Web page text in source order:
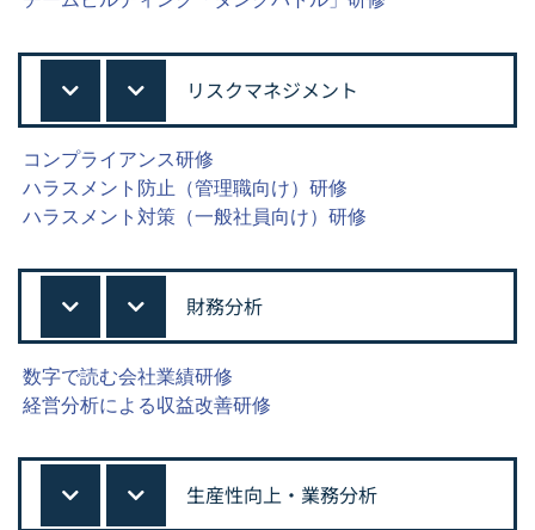
リスクマネジメント
コンプライアンス研修
ハラスメント防止（管理職向け）研修
ハラスメント対策（一般社員向け）研修
財務分析
数字で読む会社業績研修
経営分析による収益改善研修
生産性向上・業務分析